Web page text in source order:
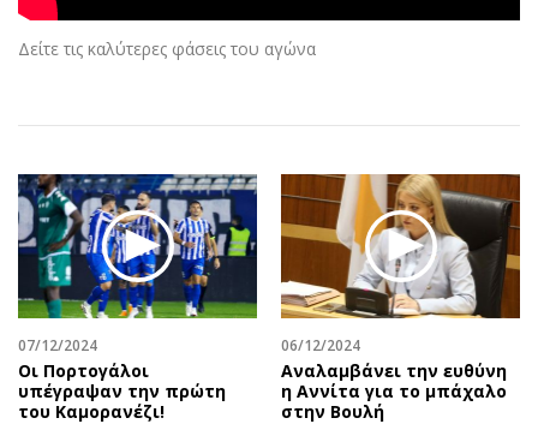
Αθλητισμός
Κύπρος
Διεθνή
Οικονομική
Οικονομία
Real Estate
Επιχειρήσεις
Αγορές
Money Review
AstroBank Properties
Geek
Νέα
Social
Αφιερώματα
Πολιτική
Οικονομία
Γενικά
Αναδρομές
Πρόσωπα
Περιβάλλον
Δείτε τις καλύτερες φάσεις του αγώνα
07/12/2024
Οι Πορτογάλοι
υπέγραψαν την πρώτη
του Καμορανέζι!
06/12/2024
Αναλαμβάνει την ευθύνη
η Αννίτα για το μπάχαλο
στην Βουλή